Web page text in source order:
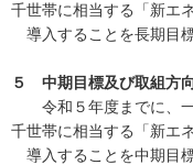
千世帯に相当する「新エ
導入することを長期目
５ 中期目標及び取組方
令和５年度までに、一
千世帯に相当する「新エ
導入することを中期目